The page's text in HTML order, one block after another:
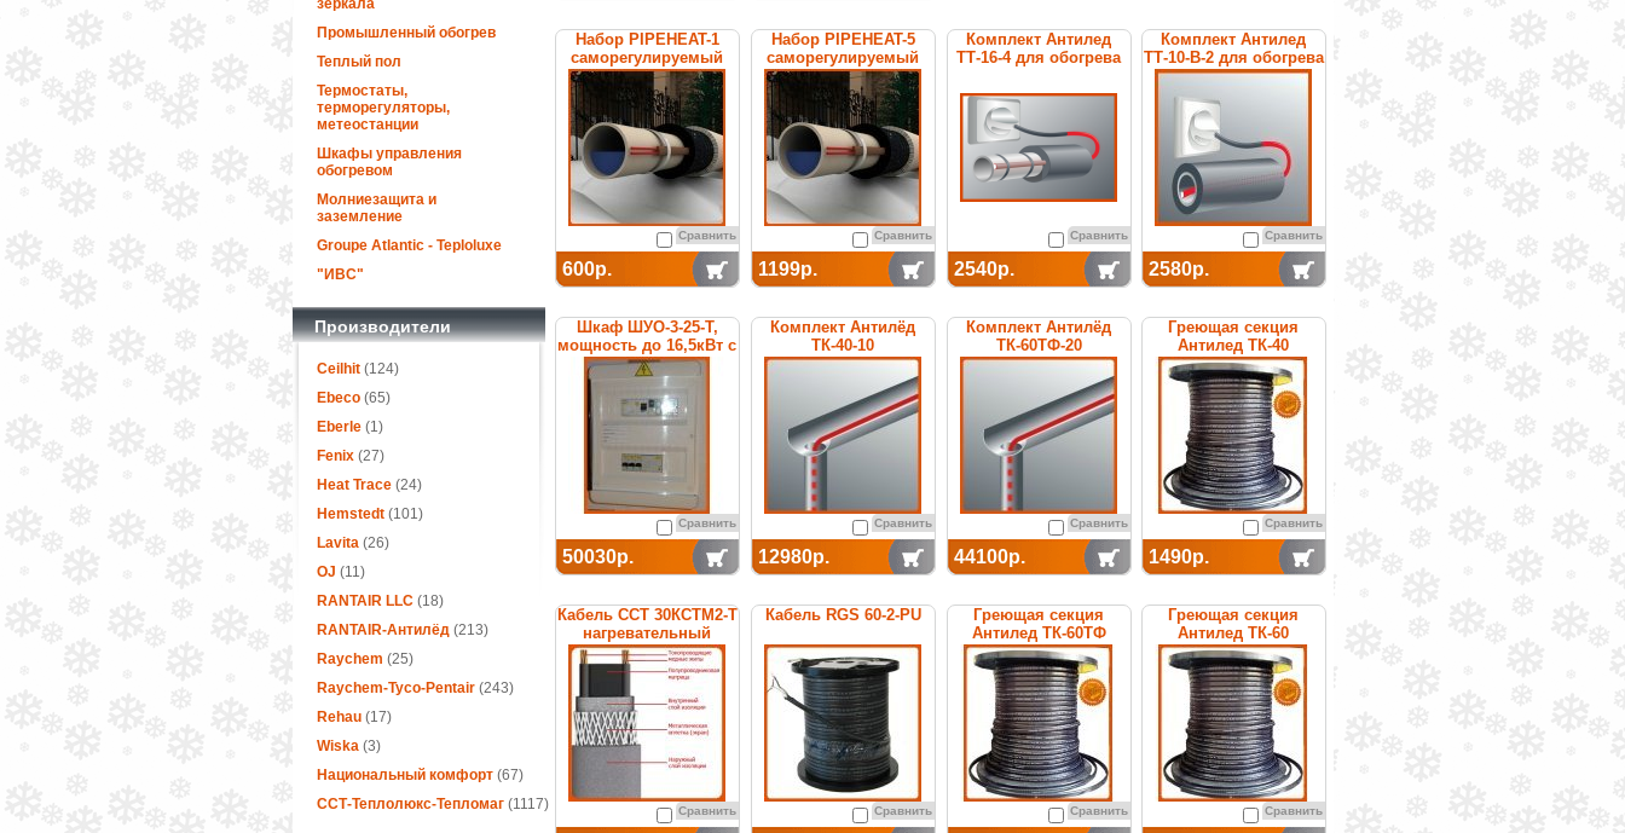
зеркала
Промышленный обогрев
Теплый пол
Термостаты,
терморегуляторы,
метеостанции
Шкафы управления
обогревом
Молниезащита и
заземление
Groupe Atlantic - Teploluxe
"ИВС"
Производители
Ceilhit(124)
Ebeco(65)
Eberle(1)
Fenix(27)
Heat Trace(24)
Hemstedt(101)
Lavita(26)
OJ (11)
RANTAIR LLC(18)
RANTAIR-Антилёд(213)
Raychem (25)
Raychem-Tyco-Pentair (243)
Rehau(17)
Wiska(3)
Национальный комфорт(67)
ССТ-Теплолюкс-Тепломаг(1117)
Набор PIPEHEAT-1
саморегулируемый
для обогрева
пластиковых труб
Сравнить
600р.
Набор PIPEHEAT-5
саморегулируемый
для обогрева
пластиковых труб
Сравнить
1199р.
Комплект Антилед
ТТ-16-4 для обогрева
Сравнить
2540р.
Комплект Антилед
ТТ-10-В-2 для обогрева
труб
Сравнить
2580р.
Шкаф ШУО-3-25-T,
мощность до 16,5кВт с
термостатом
Сравнить
50030р.
Комплект Антилёд
ТК-40-10
Сравнить
12980р.
Комплект Антилёд
ТК-60ТФ-20
Сравнить
44100р.
Греющая секция
Антилед ТК-40
саморегулируемая
Сравнить
1490р.
Кабель ССТ 30КСТМ2-Т
нагревательный
саморегулирующийся
Сравнить
Кабель RGS 60-2-PU
Сравнить
Греющая секция
Антилед ТК-60ТФ
саморегулируемая
Сравнить
Греющая секция
Антилед ТК-60
саморегулируемая
Сравнить